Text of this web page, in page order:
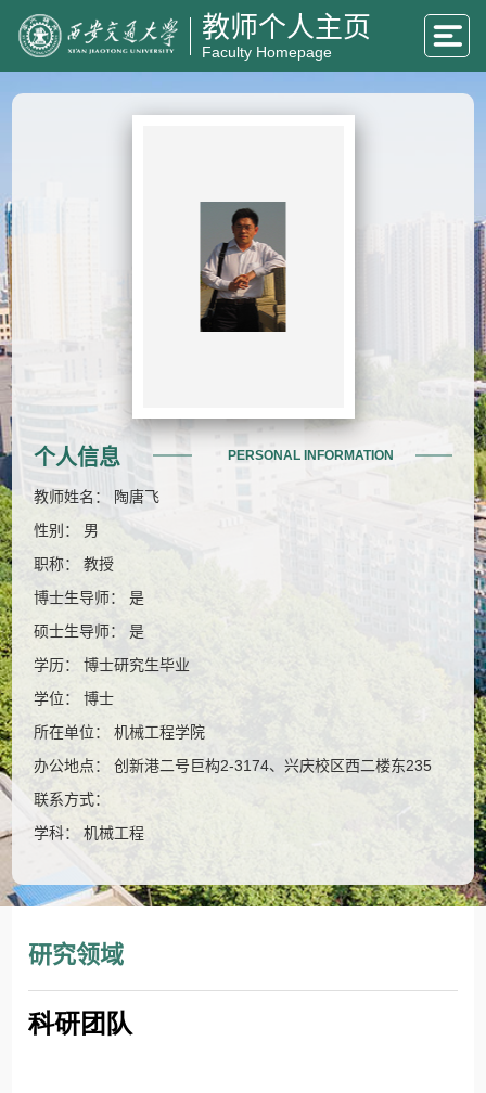
教师个人主页
Faculty Homepage
个人信息 PERSONAL INFORMATION
教师姓名： 陶唐飞
性别： 男
职称： 教授
博士生导师： 是
硕士生导师： 是
学历： 博士研究生毕业
学位： 博士
所在单位： 机械工程学院
办公地点： 创新港二号巨构2-3174、兴庆校区西二楼东235
联系方式：
学科： 机械工程
研究领域